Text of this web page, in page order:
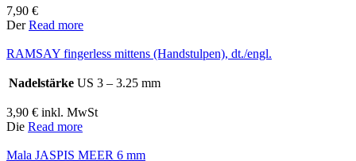
7,90 €
DerRead more
RAMSAY fingerless mittens (Handstulpen), dt./engl.
Nadelstärke US 3 – 3.25 mm
3,90 € inkl. MwSt
Die Read more
Mala JASPIS MEER 6 mm